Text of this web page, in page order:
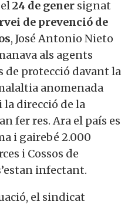
24 de gener signat
de prevenció de
, José Antonio Nieto
als agents
de protecció davant la
anomenada
la direcció de la
fer res. Ara el país es
i gairebé 2.000
i Cossos de
infectant.
el sindicat